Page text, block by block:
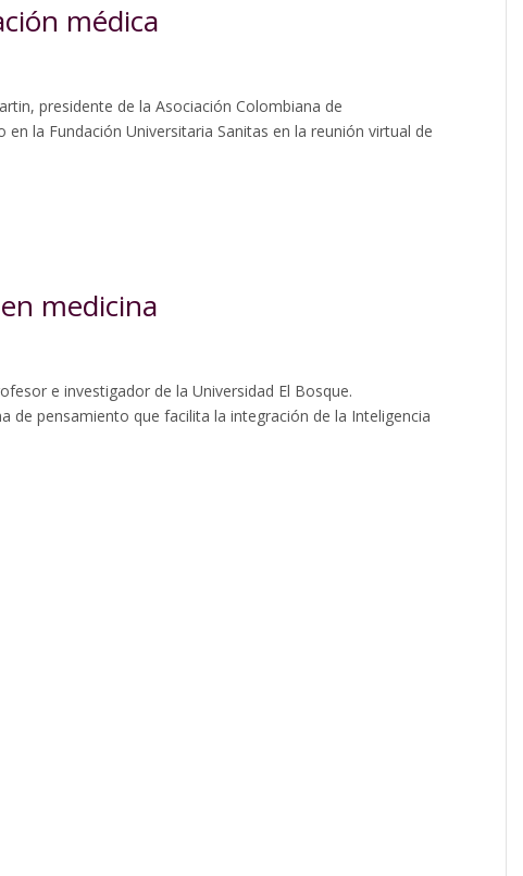
médica
presidente de la Asociación Colombiana de
la Fundación Universitaria Sanitas en la reunión virtual de
medicina
e investigador de la Universidad El Bosque.
de pensamiento que facilita la integración de la Inteligencia